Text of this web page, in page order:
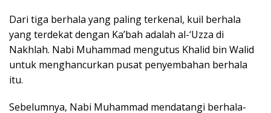
Dari tiga berhala yang paling terkenal, kuil berhala
yang terdekat dengan Ka’bah adalah al-‘Uzza di
Nakhlah. Nabi Muhammad mengutus Khalid bin Walid
untuk menghancurkan pusat penyembahan berhala
itu.
Sebelumnya, Nabi Muhammad mendatangi berhala-